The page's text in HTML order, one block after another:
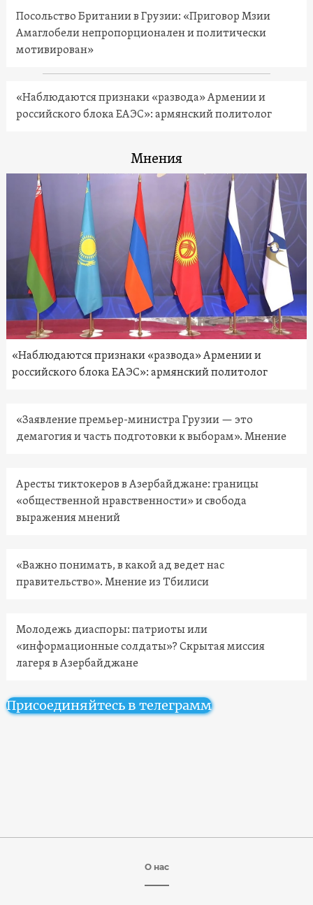
Посольство Британии в Грузии: «Приговор Мзии
Амаглобели непропорционален и политически
мотивирован»
«Наблюдаются признаки «развода» Армении и
российского блока ЕАЭС»: армянский политолог
Мнения
«Наблюдаются признаки «развода» Армении и
российского блока ЕАЭС»: армянский политолог
«Заявление премьер-министра Грузии — это
демагогия и часть подготовки к выборам». Мнение
Аресты тиктокеров в Азербайджане: границы
«общественной нравственности» и свобода
выражения мнений
«Важно понимать, в какой ад ведет нас
правительство». Мнение из Тбилиси
Молодежь диаспоры: патриоты или
«информационные солдаты»? Скрытая миссия
лагеря в Азербайджане
Присоединяйтесь в телеграмм
О нас